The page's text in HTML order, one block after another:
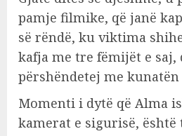
pamje filmike, që janë
së rëndë, ku viktima
kafja me tre fëmijët e saj,
përshëndetej me kunatën
Momenti i dytë që Alma
kamerat e sigurisë, është